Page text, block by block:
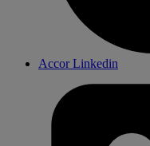
Accor Linkedin